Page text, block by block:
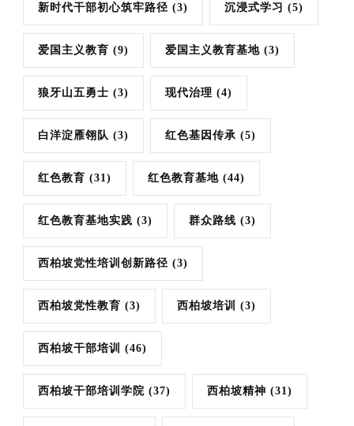
新时代干部初心筑牢路径 (3) 沉浸式学习 (5)
爱国主义教育 (9) 爱国主义教育基地 (3)
狼牙山五勇士 (3) 现代治理 (4)
白洋淀雁翎队 (3) 红色基因传承 (5)
红色教育 (31) 红色教育基地 (44)
红色教育基地实践 (3) 群众路线 (3)
西柏坡党性培训创新路径 (3)
西柏坡党性教育 (3) 西柏坡培训 (3)
西柏坡干部培训 (46)
西柏坡干部培训学院 (37) 西柏坡精神 (31)